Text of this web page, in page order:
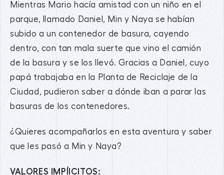
Mientras Mario hacía amistad con un niño en el
parque, llamado Daniel, Min y Naya se habían
subido a un contenedor de basura, cayendo
dentro, con tan mala suerte que vino el camión
de la basura y se los llevó. Gracias a Daniel, cuyo
papá trabajaba en la Planta de Reciclaje de la
Ciudad, pudieron saber a dónde iban a parar las
basuras de los contenedores.
¿Quieres acompañarlos en esta aventura y saber
que les pasó a Min y Naya?
VALORES IMPÍICITOS: